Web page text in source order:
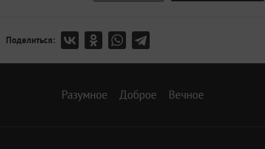
Поделиться:
Разумное Доброе Вечное